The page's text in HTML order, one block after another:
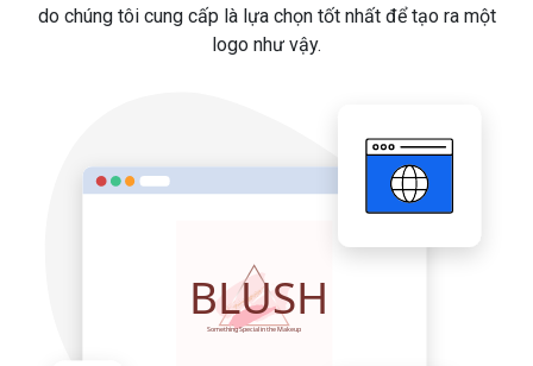
do chúng tôi cung cấp là lựa chọn tốt nhất để tạo ra một
logo như vậy.